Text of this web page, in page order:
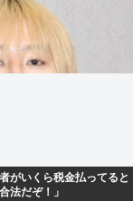
がいくら税金払ってると
法だぞ！」